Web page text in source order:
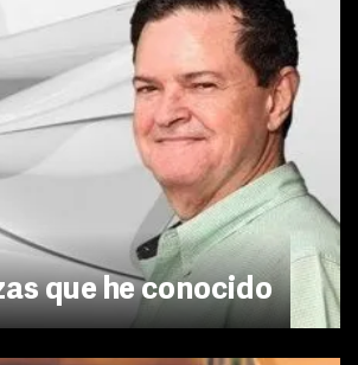
que he conocido